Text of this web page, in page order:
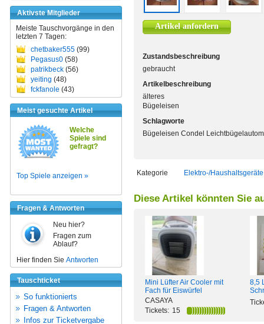
Aktivste Mitglieder
Meiste Tauschvorgänge in den
letzten 7 Tagen:
chetbaker555 (99)
Pegasus0 (58)
patrikbeck (56)
yeiting (48)
fckfanole (43)
Meist gesuchte Artikel
Welche
Spiele sind
gefragt?
Top Spiele anzeigen »
Fragen & Antworten
Neu hier?
Fragen zum
Ablauf?
Hier finden Sie Antworten
Tauschticket
So funktionierts
Fragen & Antworten
Infos zur Ticketvergabe
Artikel anfordern
Zustandsbeschreibung
gebraucht
Artikelbeschreibung
älteres
Bügeleisen
Schlagworte
Bügeleisen Condel
Kategorie Elektro-/Haushaltsgeräte
Diese Artikel könnten Sie
Mini Lüfter Air Cooler mit
Fach für Eiswürfel
CASAYA
Tickets: 15
8,5